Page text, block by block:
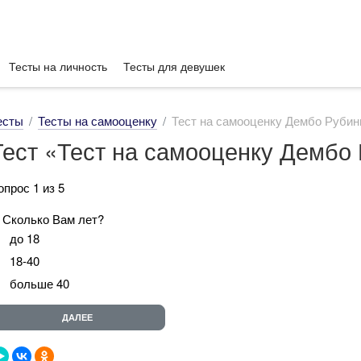
Тесты на личность Тесты для девушек
Тесты на самооценку Тест на самооценку Дембо
«Тест на самооценку
1 из 5
Сколько Вам лет?
до 18
18-40
больше 40